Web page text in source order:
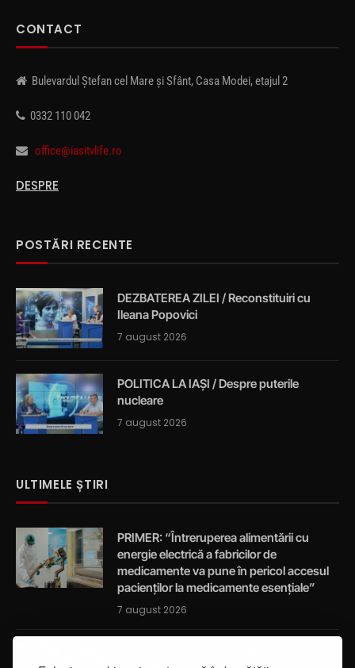
CONTACT
Bulevardul Ștefan cel Mare și Sfânt, Casa Modei, etajul 2
0332 110 042
office@iasitvlife.ro
DESPRE
POSTĂRI RECENTE
DEZBATEREA ZILEI / Reconstituiri cu
Ileana Popovici
7 august 2026
POLITICA LA IAȘI / Despre puterile
nucleare
7 august 2026
ULTIMELE ȘTIRI
PRIMER: “Întreruperea alimentării cu
energie electrică a fabricilor de
medicamente va pune în pericol accesul
pacienților la medicamente esențiale”
7 august 2026